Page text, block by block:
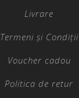
Livrare
Termeni și Condiții
Voucher cadou
Politica de retur